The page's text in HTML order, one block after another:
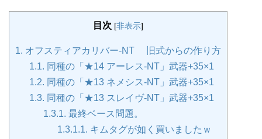
目次 [非表示]
1. オフスティアカリバー-NT 旧式からの作り方
1.1. 同種の「★14 アーレス-NT」武器+35×1
1.2. 同種の「★13 ネメシス-NT」武器+35×1
1.3. 同種の「★13 スレイヴ-NT」武器+35×1
1.3.1. 最終ベース問題。
1.3.1.1. キムタグが如く買いましたｗ